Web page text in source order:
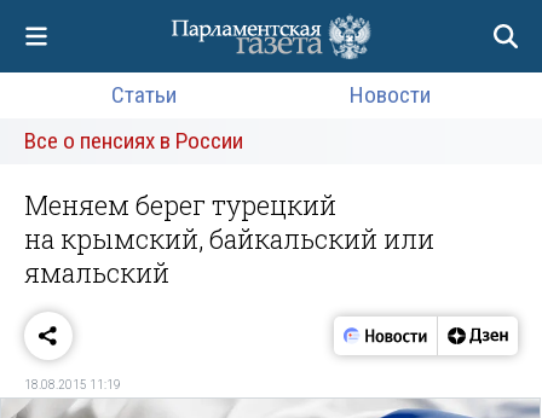
Статьи
Новости
Все о пенсиях в России
Меняем берег турецкий
на крымский, байкальский или
ямальский
18.08.2015 11:19